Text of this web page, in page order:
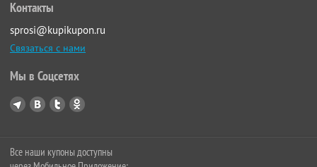
Контакты
sprosi@kupikupon.ru
Связаться с нами
Мы в Соцсетях
Все наши купоны доступны